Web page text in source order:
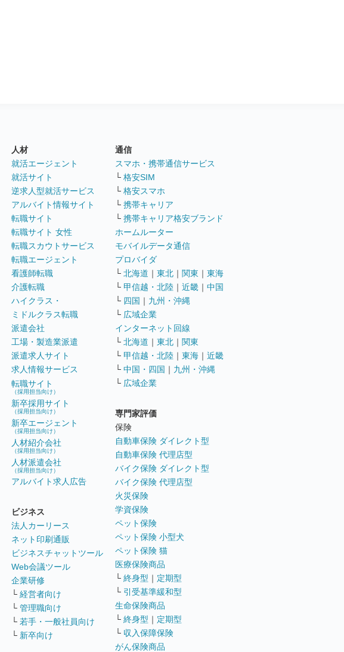
人材
就活エージェント
就活サイト
逆求人型就活サービス
アルバイト情報サイト
転職サイト
転職サイト 女性
転職スカウトサービス
転職エージェント
看護師転職
介護転職
ハイクラス・
ミドルクラス転職
派遣会社
工場・製造業派遣
派遣求人サイト
求人情報サービス
転職サイト
（採用担当向け）
新卒採用サイト
（採用担当向け）
新卒エージェント
（採用担当向け）
人材紹介会社
（採用担当向け）
人材派遣会社
（採用担当向け）
アルバイト求人広告
ビジネス
法人カーリース
ネット印刷通販
ビジネスチャットツール
Web会議ツール
企業研修
└ 経営者向け
└ 管理職向け
└ 若手・一般社員向け
└ 新卒向け
通信
スマホ・携帯通信サービス
└ 格安SIM
└ 格安スマホ
└ 携帯キャリア
└ 携帯キャリア格安ブランド
ホームルーター
モバイルデータ通信
プロバイダ
└ 北海道 ｜ 東北 ｜ 関東 ｜ 東海
└ 甲信越・北陸 ｜ 近畿 ｜ 中国
└ 四国 ｜ 九州・沖縄
└ 広域企業
インターネット回線
└ 北海道 ｜ 東北 ｜ 関東
└ 甲信越・北陸 ｜ 東海 ｜ 近畿
└ 中国・四国 ｜ 九州・沖縄
└ 広域企業
専門家評価
保険
自動車保険 ダイレクト型
自動車保険 代理店型
バイク保険 ダイレクト型
バイク保険 代理店型
火災保険
学資保険
ペット保険
ペット保険 小型犬
ペット保険 猫
医療保険商品
└ 終身型 ｜ 定期型
└ 引受基準緩和型
生命保険商品
└ 終身型 ｜ 定期型
└ 収入保障保険
がん保険商品